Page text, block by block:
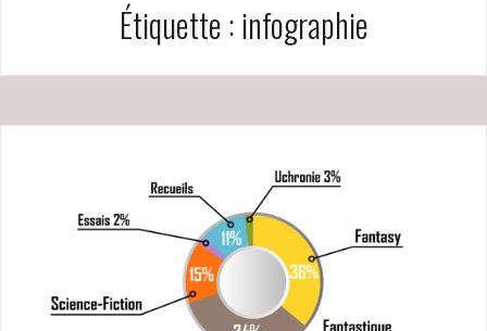
Étiquette : infographie